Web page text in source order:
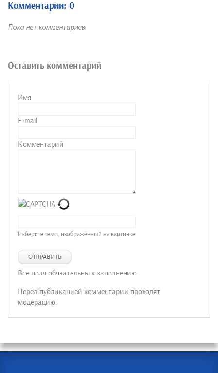
Комментарии: 0
Пока нет комментариев
Оставить комментарий
Имя
E-mail
Комментарий
Наберите текст, изображённый на картинке
ОТПРАВИТЬ
Все поля обязательны к заполнению.
Перед публикацией комментарии проходят
модерацию.